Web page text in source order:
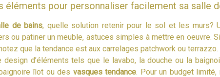
éléments pour personnaliser facilement sa salle
de bains, quelle solution retenir pour le sol et les murs?
ou patiner un meuble, astuces simples à mettre en oeuvre.
que la tendance est aux carrelages patchwork ou terrazzo.
design d’éléments tels que le lavabo, la douche ou la
îlot ou des vasques tendance. Pour un budget